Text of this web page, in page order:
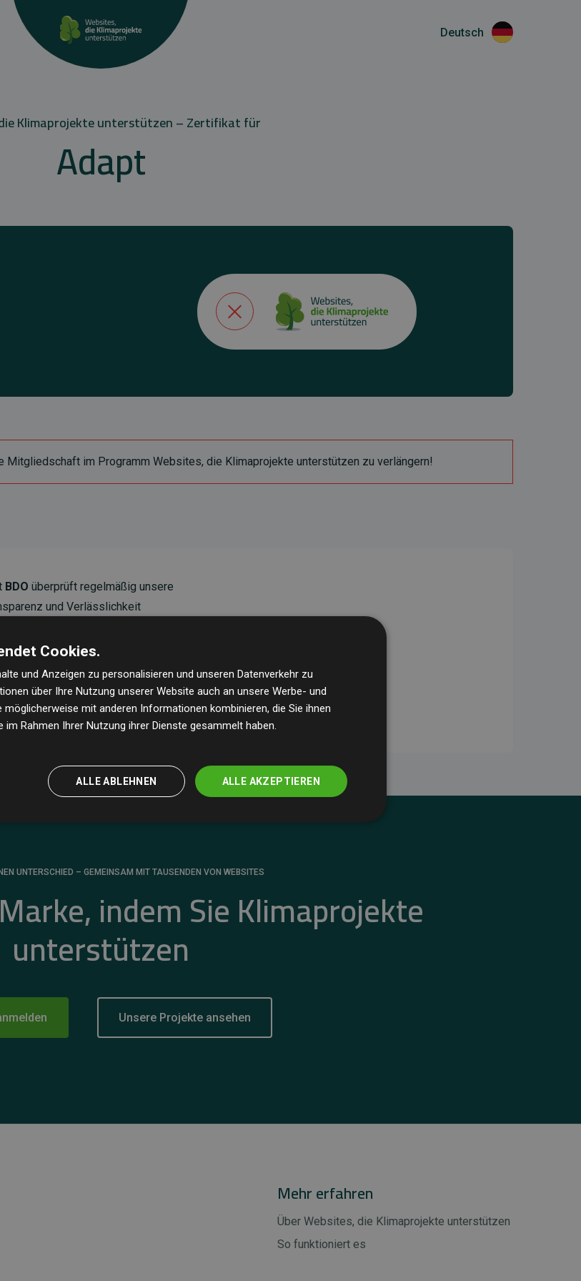
Deutsch
Klimaprojekte unterstützen – Zertifikat für
Adapt
Mitgliedschaft im Programm Websites, die Klimaprojekte unterstützen zu verlängern!
BDO überprüft regelmäßig unsere
und Verlässlichkeit
in Klimaschutzprojekte im
CO₂-Emissionender teilnehmenden
für die messbare Klimawirkung
UNTERSCHIED – GEMEINSAM MIT TAUSENDEN VON WEBSITES
indem Sie Klimaprojekte
unterstützen
Unsere Projekte ansehen
Mehr erfahren
Über Websites, die Klimaprojekte unterstützen
So funktioniert es
Cookies.
und Anzeigen zu personalisieren und unseren Datenverkehr zu
über Ihre Nutzung unserer Website auch an unsere Werbe- und
möglicherweise mit anderen Informationen kombinieren, die Sie ihnen
Rahmen Ihrer Nutzung ihrer Dienste gesammelt haben.
ALLE AKZEPTIEREN
ALLE ABLEHNEN